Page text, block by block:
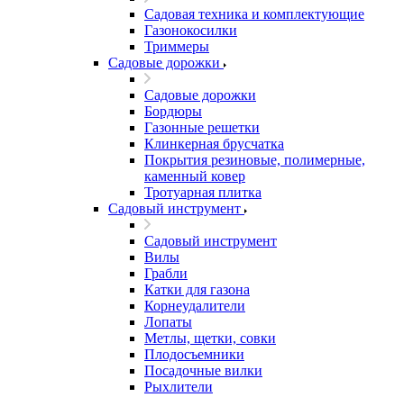
Садовая техника и комплектующие
Газонокосилки
Триммеры
Садовые дорожки
Садовые дорожки
Бордюры
Газонные решетки
Клинкерная брусчатка
Покрытия резиновые, полимерные,
каменный ковер
Тротуарная плитка
Садовый инструмент
Садовый инструмент
Вилы
Грабли
Катки для газона
Корнеудалители
Лопаты
Метлы, щетки, совки
Плодосъемники
Посадочные вилки
Рыхлители